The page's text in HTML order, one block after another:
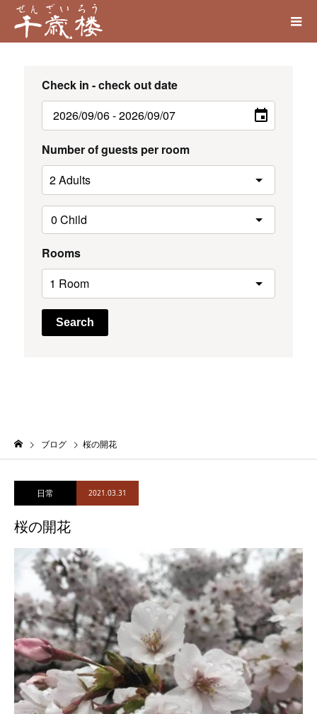
Check in - check out date
Number of guests per room
Rooms
Search
ブログ 桜の開花
日常 2021.03.31
桜の開花